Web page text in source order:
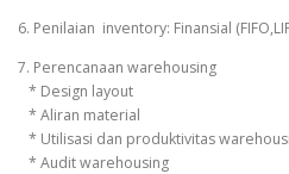
6. Penilaian inventory: Finansial
7. Perencanaan warehousing
* Design layout
* Aliran material
* Utilisasi dan produktivitas
* Audit warehousing